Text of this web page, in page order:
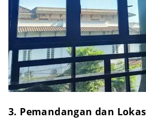
3. Pemandangan dan